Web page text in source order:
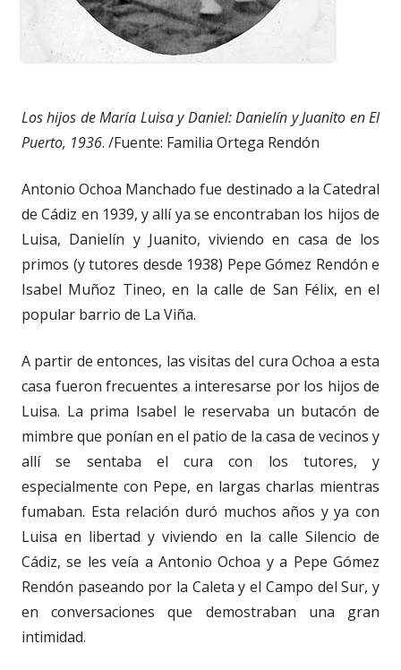
Los hijos de María Luisa y Daniel: Danielín y Juanito en El
Puerto, 1936. /Fuente: Familia Ortega Rendón
Antonio Ochoa Manchado fue destinado a la Catedral
de Cádiz en 1939, y allí ya se encontraban los hijos de
Luisa, Danielín y Juanito, viviendo en casa de los
primos (y tutores desde 1938) Pepe Gómez Rendón e
Isabel Muñoz Tineo, en la calle de San Félix, en el
popular barrio de La Viña.
A partir de entonces, las visitas del cura Ochoa a esta
casa fueron frecuentes a interesarse por los hijos de
Luisa. La prima Isabel le reservaba un butacón de
mimbre que ponían en el patio de la casa de vecinos y
allí se sentaba el cura con los tutores, y
especialmente con Pepe, en largas charlas mientras
fumaban. Esta relación duró muchos años y ya con
Luisa en libertad y viviendo en la calle Silencio de
Cádiz, se les veía a Antonio Ochoa y a Pepe Gómez
Rendón paseando por la Caleta y el Campo del Sur, y
en conversaciones que demostraban una gran
intimidad.